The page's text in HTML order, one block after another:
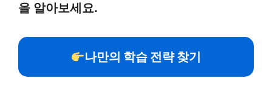
을 알아보세요.
나만의 학습 전략 찾기